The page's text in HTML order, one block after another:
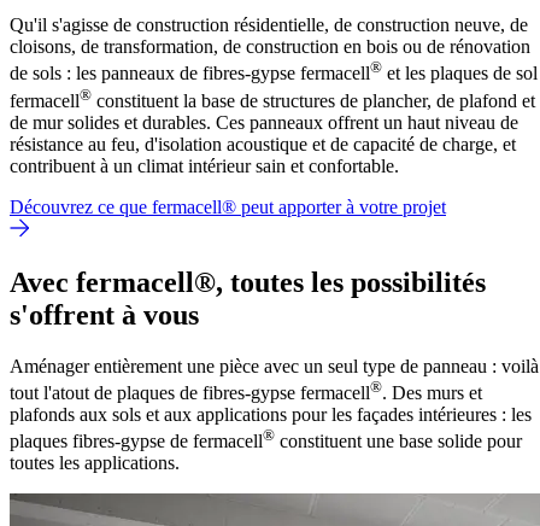
Qu'il s'agisse de construction résidentielle, de construction neuve, de
cloisons, de transformation, de construction en bois ou de rénovation
de sols : les panneaux de fibres-gypse fermacell® et les plaques de sol
fermacell® constituent la base de structures de plancher, de plafond et
de mur solides et durables. Ces panneaux offrent un haut niveau de
résistance au feu, d'isolation acoustique et de capacité de charge, et
contribuent à un climat intérieur sain et confortable.
Découvrez ce que fermacell® peut apporter à votre projet
Avec fermacell®, toutes les possibilités
s'offrent à vous
Aménager entièrement une pièce avec un seul type de panneau : voilà
tout l'atout de plaques de fibres-gypse fermacell®. Des murs et
plafonds aux sols et aux applications pour les façades intérieures : les
plaques fibres-gypse de fermacell® constituent une base solide pour
toutes les applications.